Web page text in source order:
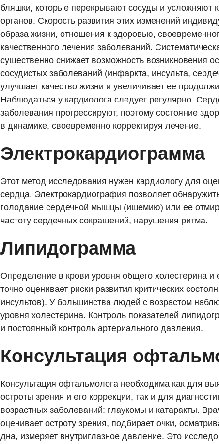
бляшки, которые перекрывают сосуды и усложняют
органов. Скорость развития этих изменений
образа жизни, отношения к здоровью,
качественного лечения заболеваний.
существенно снижает возможность возникновения
сосудистых заболеваний (инфаркта, инсульта,
улучшает качество жизни и увеличивает ее
Наблюдаться у кардиолога следует регулярно.
заболевания прогрессируют, поэтому состояние
в динамике, своевременно корректируя лечение.
Электрокардиограмма
Этот метод исследования нужен кардиологу для
сердца. Электрокардиография позволяет
голодание сердечной мышцы (ишемию) или ее
частоту сердечных сокращений, нарушения ритма.
Липидограмма
Определение в крови уровня общего холестерина и
точно оценивает риски развития критических
инсультов). У большинства людей с возрастом
уровня холестерина. Контроль показателей
и постоянный контроль артериального давления.
Консультация
Консультация офтальмолога необходима как для
остроты зрения и его коррекции, так и для
возрастных заболеваний: глаукомы и катаракты.
оценивает остроту зрения, подбирает очки,
дна, измеряет внутриглазное давление. Это